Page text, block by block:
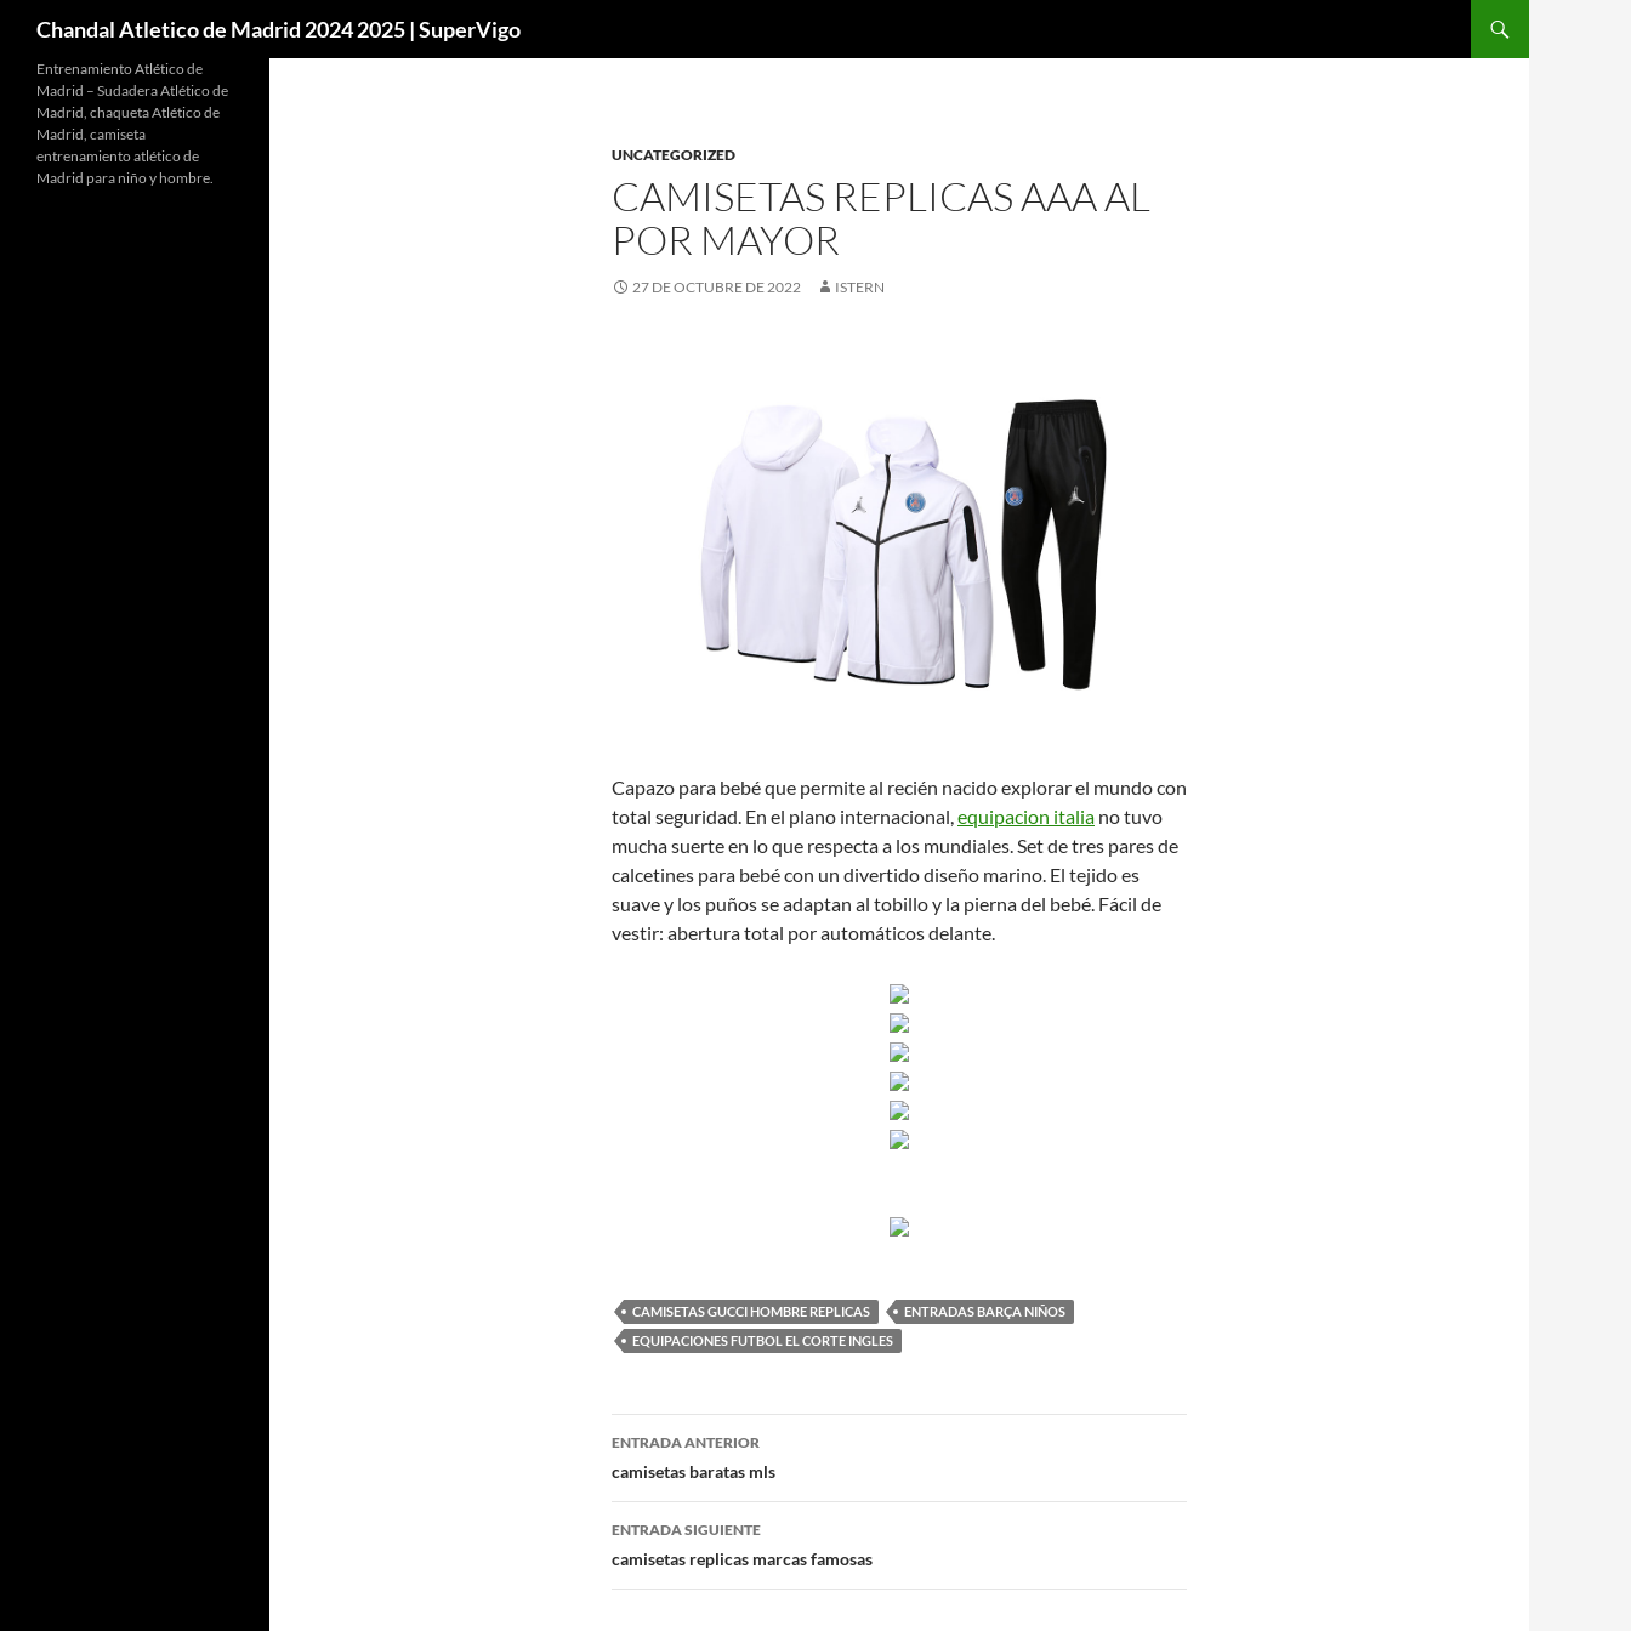
Chandal Atletico de Madrid 2024 2025 | SuperVigo
UNCATEGORIZED
CAMISETAS REPLICAS AAA AL
POR MAYOR
27 DE OCTUBRE DE 2022 ISTERN
Capazo para bebé que permite al recién nacido explorar el mundo con
total seguridad. En el plano internacional,equipacion italia no tuvo
mucha suerte en lo que respecta a los mundiales. Set de tres pares de
calcetines para bebé con un divertido diseño marino. El tejido es
suave y los puños se adaptan al tobillo y la pierna del bebé. Fácil de
vestir: abertura total por automáticos delante.
CAMISETAS GUCCI HOMBRE REPLICAS
ENTRADAS BARÇA NIÑOS
EQUIPACIONES FUTBOL EL CORTE INGLES
Navegación
de
entradas
ENTRADA ANTERIOR
camisetas baratas mls
ENTRADA SIGUIENTE
camisetas replicas marcas famosas
Entrenamiento Atlético de
Madrid – Sudadera Atlético de
Madrid, chaqueta Atlético de
Madrid, camiseta
entrenamiento atlético de
Madrid para niño y hombre.